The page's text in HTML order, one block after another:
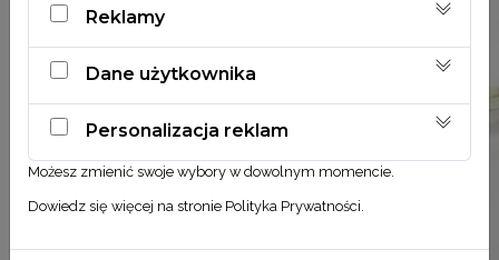
Reklamy
Dane użytkownika
Personalizacja reklam
Możesz zmienić swoje wybory w dowolnym momencie.
Dowiedz się więcej na stronie Polityka Prywatności.